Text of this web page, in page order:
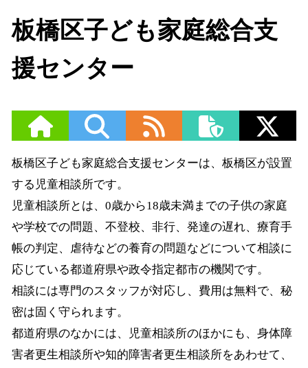
板橋区子ども家庭総合支
援センター
板橋区子ども家庭総合支援センターは、板橋区が設置
する児童相談所です。
児童相談所とは、0歳から18歳未満までの子供の家庭
や学校での問題、不登校、非行、発達の遅れ、療育手
帳の判定、虐待などの養育の問題などについて相談に
応じている都道府県や政令指定都市の機関です。
相談には専門のスタッフが対応し、費用は無料で、秘
密は固く守られます。
都道府県のなかには、児童相談所のほかにも、身体障
害者更生相談所や知的障害者更生相談所をあわせて、